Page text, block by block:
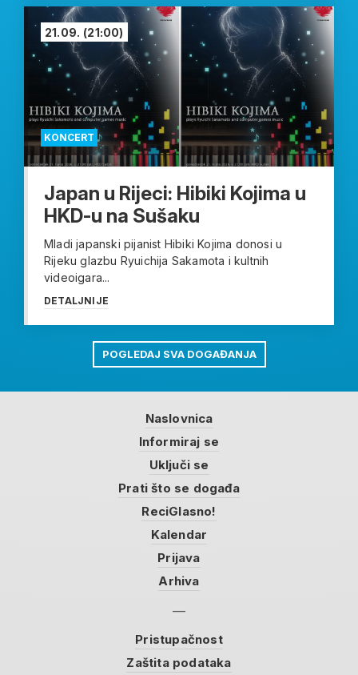
KONCERT
21.09. (21:00)
Japan u Rijeci: Hibiki Kojima u
HKD-u na Sušaku
Mladi japanski pijanist Hibiki Kojima donosi u
Rijeku glazbu Ryuichija Sakamota i kultnih
videoigara...
DETALJNIJE
POGLEDAJ SVA DOGAĐANJA
Naslovnica
Informiraj se
Uključi se
Prati što se događa
ReciGlasno!
Kalendar
Prijava
Arhiva
Pristupačnost
Zaštita podataka